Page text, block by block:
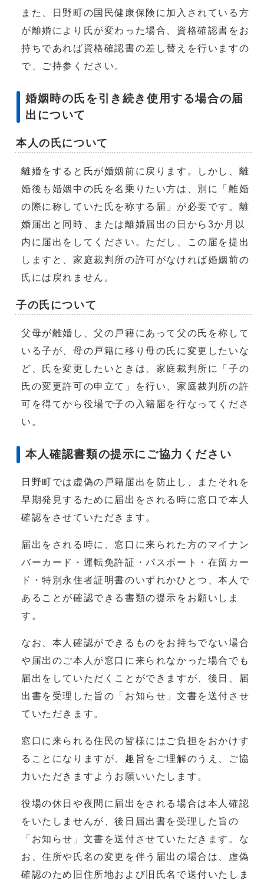
また、日野町の国民健康保険に加入されている方
が離婚により氏が変わった場合、資格確認書をお
持ちであれば資格確認書の差し替えを行いますの
で、ご持参ください。
婚姻時の氏を引き続き使用する場合の届
出について
本人の氏について
離婚をすると氏が婚姻前に戻ります。しかし、離
婚後も婚姻中の氏を名乗りたい方は、別に「離婚
の際に称していた氏を称する届」が必要です。離
婚届出と同時、または離婚届出の日から3か月以
内に届出をしてください。ただし、この届を提出
しますと、家庭裁判所の許可がなければ婚姻前の
氏には戻れません。
子の氏について
父母が離婚し、父の戸籍にあって父の氏を称して
いる子が、母の戸籍に移り母の氏に変更したいな
ど、氏を変更したいときは、家庭裁判所に「子の
氏の変更許可の申立て」を行い、家庭裁判所の許
可を得てから役場で子の入籍届を行なってくださ
い。
本人確認書類の提示にご協力ください
日野町では虚偽の戸籍届出を防止し、またそれを
早期発見するために届出をされる時に窓口で本人
確認をさせていただきます。
届出をされる時に、窓口に来られた方のマイナン
バーカード・運転免許証・パスポート・在留カー
ド・特別永住者証明書のいずれかひとつ、本人で
あることが確認できる書類の提示をお願いしま
す。
なお、本人確認ができるものをお持ちでない場合
や届出のご本人が窓口に来られなかった場合でも
届出をしていただくことができますが、後日、届
出書を受理した旨の「お知らせ」文書を送付させ
ていただきます。
窓口に来られる住民の皆様にはご負担をおかけす
ることになりますが、趣旨をご理解のうえ、ご協
力いただきますようお願いいたします。
役場の休日や夜間に届出をされる場合は本人確認
をいたしませんが、後日届出書を受理した旨の
「お知らせ」文書を送付させていただきます。な
お、住所や氏名の変更を伴う届出の場合は、虚偽
確認のため旧住所地および旧氏名で送付いたしま